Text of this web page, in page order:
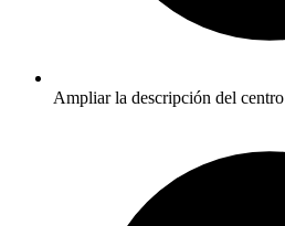
Ampliar la descripción del centro